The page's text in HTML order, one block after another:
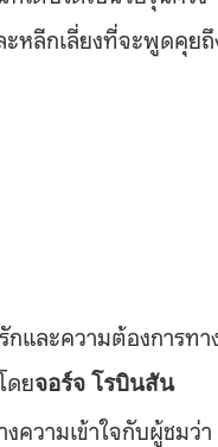
ะหลีกเลี่ยงที่จะพูดคุยถึ
และความต้องการทา
ดยจอร์จ โรบินสัน
ความเข้าใจกับผู้ชมว่า